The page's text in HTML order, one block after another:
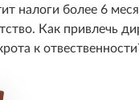
налоги более 6
Как привлечь
к